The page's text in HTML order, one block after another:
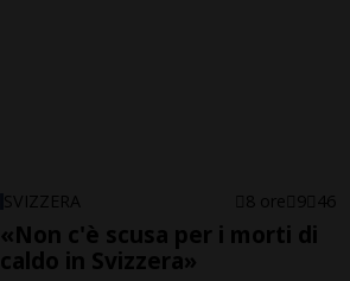
SVIZZERA 8 ore 9 46
«Non c'è scusa per i morti di
caldo in Svizzera»